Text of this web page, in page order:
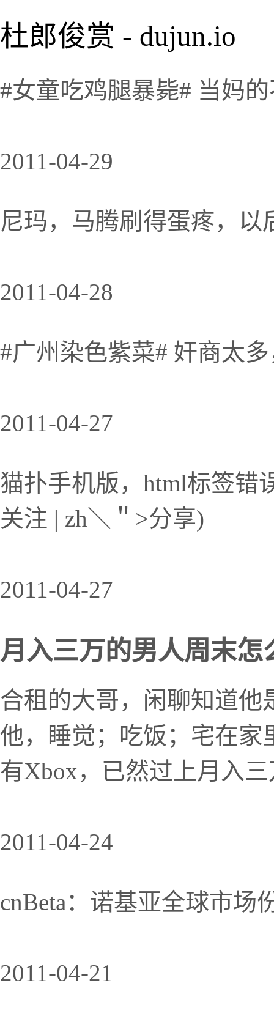
杜郎俊赏 - dujun.io
#女童吃鸡腿暴毙# 当妈
2011-04-29
尼玛，马腾刷得蛋疼，以
2011-04-28
#广州染色紫菜# 奸商太
2011-04-27
猫扑手机版，html标签错
关注 | zh＼＂>分享)
2011-04-27
月入三万的男人周末怎
合租的大哥，闲聊知道他
他，睡觉；吃饭；宅在家
有Xbox，已然过上月入
2011-04-24
cnBeta：诺基亚全球市场
2011-04-21